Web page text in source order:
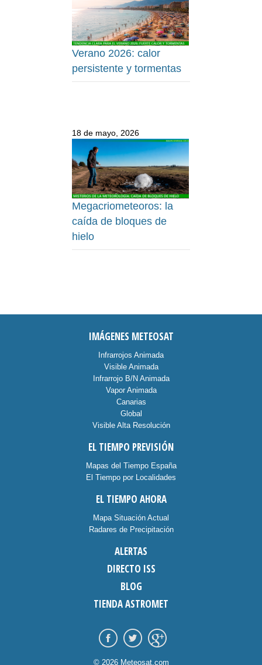
Verano 2026: calor
persistente y tormentas
18 de mayo, 2026
Megacriometeoros: la
caída de bloques de
hielo
IMÁGENES METEOSAT
Infrarrojos Animada
Visible Animada
Infrarrojo B/N Animada
Vapor Animada
Canarias
Global
Visible Alta Resolución
EL TIEMPO PREVISIÓN
Mapas del Tiempo España
El Tiempo por Localidades
EL TIEMPO AHORA
Mapa Situación Actual
Radares de Precipitación
ALERTAS
DIRECTO ISS
BLOG
TIENDA ASTROMET
© 2026 Meteosat.com